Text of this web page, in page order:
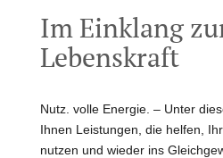
Im Einklang
Lebenskraft
Nutz. volle Energie. – Unter
Ihnen Leistungen, die helfen,
nutzen und wieder ins